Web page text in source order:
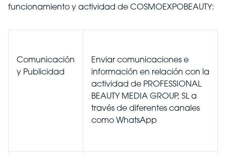
funcionamiento y actividad de COSMOEXPOBEAUTY:
Comunicación
y Publicidad
Enviar comunicaciones e
información en relación con la
actividad de PROFESSIONAL
BEAUTY MEDIA GROUP, SL a
través de diferentes canales
como WhatsApp